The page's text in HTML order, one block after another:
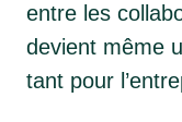
entre les
devient même
tant pour